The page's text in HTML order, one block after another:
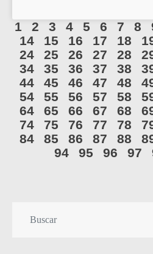
1 2 3 4 5 6 7 8
14
15 16 17 18
24
25 26 27 28
34
35 36 37 38
44
45 46 47 48
54
55 56 57 58
64
65 66 67 68
74
75 76 77 78
84
85 86 87 88
94
95 96 97